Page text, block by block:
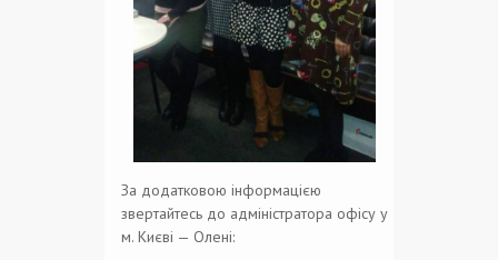
За додатковою інформацією
звертайтесь до адміністратора офісу у
м. Києві — Олені: